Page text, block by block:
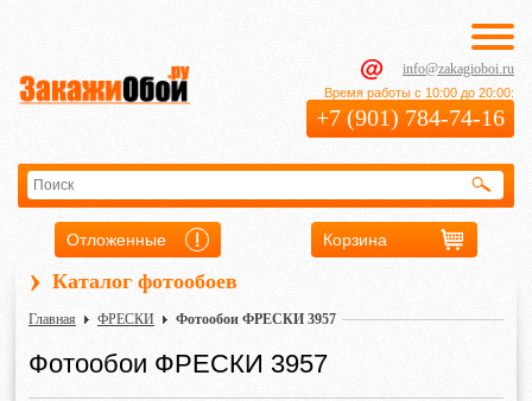
info@zakagioboi.ru
Время работы с 10:00 до 20:00:
+7 (901) 784-74-16
Отложенные Корзина
› Каталог фотообоев
Главная ФРЕСКИ Фотообои ФРЕСКИ 3957
Фотообои ФРЕСКИ 3957